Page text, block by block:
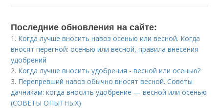
Последние обновления на сайте:
1. Когда лучше вносить навоз осенью или весной. Когда
вносят перегной: осенью или весной, правила внесения
удобрений
2. Когда лучше вносить удобрения - весной или осенью?
3. Перепревший навоз обычно вносят весной. Советы
дачникам: когда вносить удобрение — весной или осенью
(СОВЕТЫ ОПЫТНЫХ)